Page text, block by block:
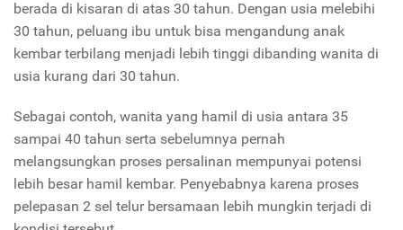
berada di kisaran di atas 30 tahun. Dengan usia melebihi
30 tahun, peluang ibu untuk bisa mengandung anak
kembar terbilang menjadi lebih tinggi dibanding wanita di
usia kurang dari 30 tahun.
Sebagai contoh, wanita yang hamil di usia antara 35
sampai 40 tahun serta sebelumnya pernah
melangsungkan proses persalinan mempunyai potensi
lebih besar hamil kembar. Penyebabnya karena proses
pelepasan 2 sel telur bersamaan lebih mungkin terjadi di